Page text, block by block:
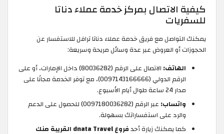
كيفية الاتصال بمركز خدمة عملاء دناتا
للسفريات
يمكنك التواصل مع فريق خدمة عملاء دناتا ترافل للاستفسار عن
الحجوزات أو العروض عبر عدة وسائل مريحة وسريعة:
الهاتف:
الاتصال على الرقم (80036282) داخل الإمارات، أو على
الرقم الدولي (0097143166666)، مع توفر الخدمة مجانًا على
مدار 24 ساعة طوال أيام الأسبوع.
واتساب:
عبر الرقم (0097180036282) للحصول على الدعم
والرد على استفساراتك بسهولة.
كما يمكنك زيارة أحدفروع dnata Travel القريبة منك